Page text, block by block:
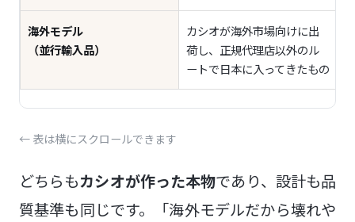
海外モデル
（並行輸入品）
カシオが海外市場向けに出
荷し、正規代理店以外のル
ートで日本に入ってきたもの
← 表は横にスクロールできます
どちらもカシオが作った本物であり、設計も品
質基準も同じです。「海外モデルだから壊れや